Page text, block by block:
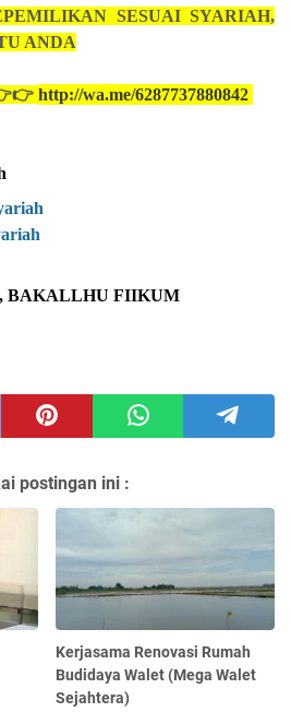
SESUAI SYARIAH,
ANDA
http://wa.me/6287737880842
BAKALLHU FIIKUM
postingan ini :
Kerjasama Renovasi Rumah
Budidaya Walet (Mega Walet
Sejahtera)